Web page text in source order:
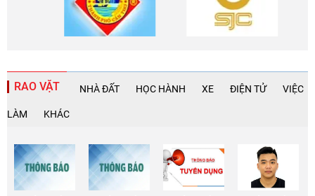
RAO VẶT NHÀ ĐẤT HỌC HÀNH XE ĐIỆN TỬ VIỆC
LÀM KHÁC